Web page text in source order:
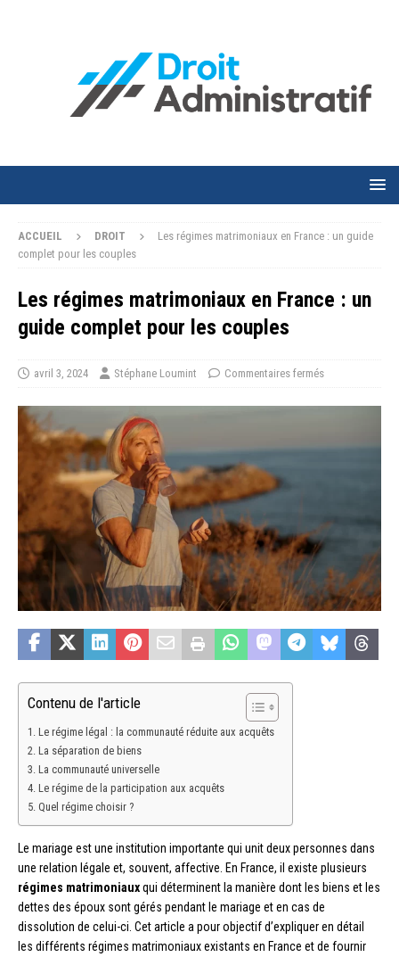
ACCUEIL DROIT
Les régimes matrimoniaux en France : un guide
complet pour les couples
Les régimes matrimoniaux en France : un
guide complet pour les couples
avril 3, 2024 Stéphane Loumint Commentaires fermés
Contenu de l'article
Le régime légal : la communauté réduite aux acquêts
La séparation de biens
La communauté universelle
Le régime de la participation aux acquêts
Quel régime choisir ?
Le mariage est une institution importante qui unit deux personnes dans
une relation légale et, souvent, affective. En France, il existe plusieurs
régimes matrimoniauxqui déterminent la manière dont les biens et les
dettes des époux sont gérés pendant le mariage et en cas de
dissolution de celui-ci. Cet article a pour objectif d’expliquer en détail
les différents régimes matrimoniaux existants en France et de fournir